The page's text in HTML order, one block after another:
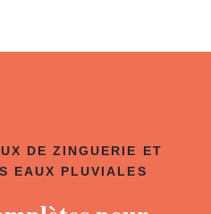
DE ZINGUERIE ET
EAUX PLUVIALES